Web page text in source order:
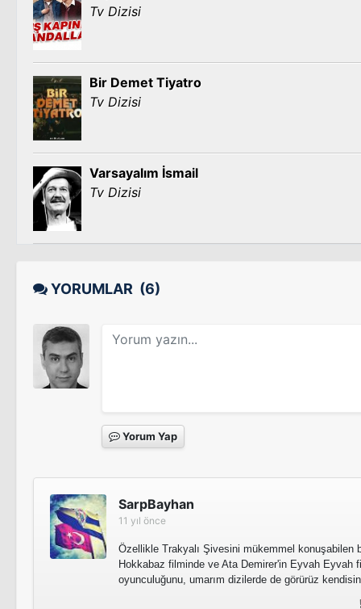
Tv Dizisi
Bir Demet Tiyatro
Tv Dizisi
Varsayalım İsmail
Tv Dizisi
YORUMLAR (6)
Yorum Yap
SarpBayhan
11 yıl önce
Özellikle Trakyalı Şivesini mükemmel konuşabilen
Hokkabaz filminde ve Ata Demirer'in Eyvah Eyvah
oyunculuğunu, umarım dizilerde de görürüz